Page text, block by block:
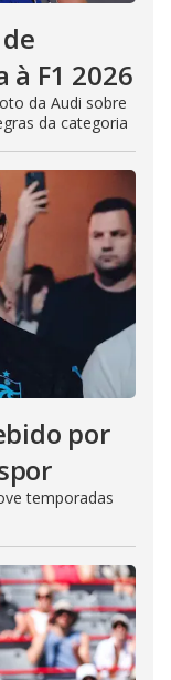
F1 2026
da Audi sobre
da categoria
por
temporadas